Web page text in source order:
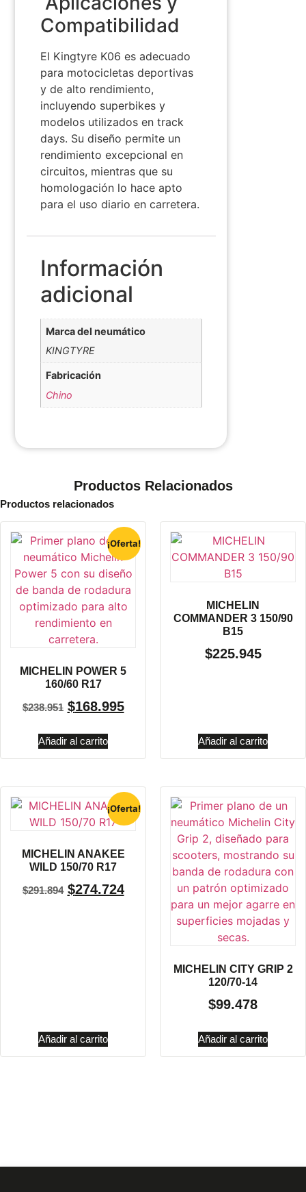
Compatibilidad
El Kingtyre K06 es adecuado
para motocicletas deportivas
y de alto rendimiento,
incluyendo superbikes y
modelos utilizados en track
days. Su diseño permite un
rendimiento excepcional en
circuitos, mientras que su
homologación lo hace apto
para el uso diario en carretera.
Información
adicional
Marca del neumático
KINGTYRE
Fabricación
Chino
Productos Relacionados
Productos relacionados
¡Oferta!
MICHELIN POWER 5
160/60 R17
$238.951 $168.995
Añadir al carrito
MICHELIN
COMMANDER 3 150/90
B15
$225.945
Añadir al carrito
¡Oferta!
MICHELIN ANAKEE
WILD 150/70 R17
$291.894 $274.724
Añadir al carrito
MICHELIN CITY GRIP 2
120/70-14
$99.478
Añadir al carrito